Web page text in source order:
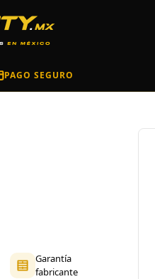
PAGO SEGURO
Garantía
fabricante